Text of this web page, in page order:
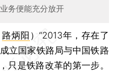
务便能充分放开
路炳阳 ）“2013年，存在了
立国家铁路局与中国铁路
只是铁路改革的第一步。